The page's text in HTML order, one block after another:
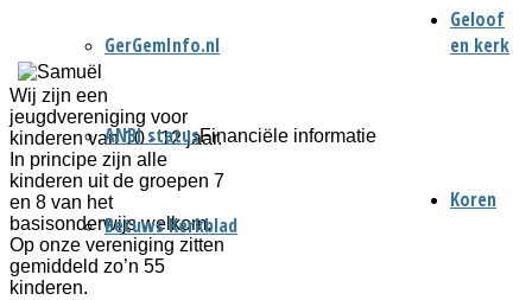
GerGemInfo.nl
ANBI statusFinanciële informatie
Betuws Kerkblad
Geloof
en kerk
Koren
Wij zijn een
jeugdvereniging voor
kinderen van 10 - 12 jaar.
In principe zijn alle
kinderen uit de groepen 7
en 8 van het
basisonderwijs welkom.
Op onze vereniging zitten
gemiddeld zo’n 55
kinderen.